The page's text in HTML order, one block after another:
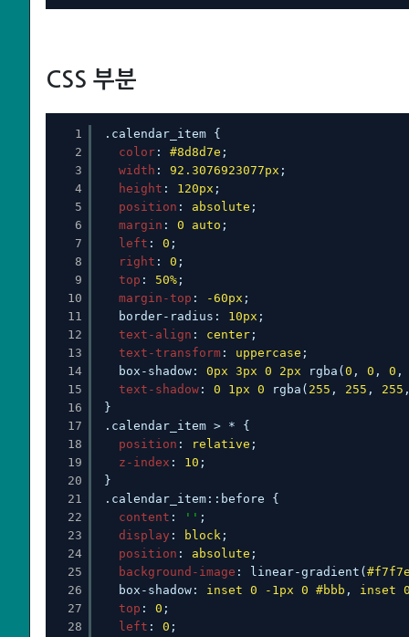
CSS 부분
1
2
3
4
5
6
7
8
9
10
11
12
13
14
15
16
17
18
19
20
21
22
23
24
25
26
27
28
.calendar_item {
color: #8d8d7e ;
width : 92.3076923077px ;
height : 120px ;
position : absolute ;
margin : 0 auto ;
left : 0 ;
right : 0 ;
top : 50%;
margin-top : -60px ;
border-radius: 10px ;
text-align : center;
text-transform: uppercase ;
box-shadow: 0px 3px 0 2px rgba( 0 , 0 , 0
text-shadow: 0 1px 0 rgba( 255 , 255 , 255
}
.calendar_item > * {
position : relative ;
z-index : 10 ;
}
.calendar_item::before {
content : '' ;
display : block;
position : absolute ;
background-image : linear-gradient(
box-shadow: inset 0 -1px 0 #bbb , inset
top : 0 ;
left : 0 ;